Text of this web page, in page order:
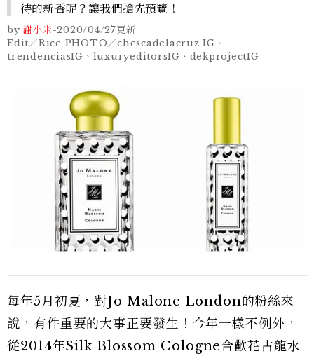
待的新香呢？讓我們搶先預覽！
by 謝小米-2020/04/27更新
Edit／Rice PHOTO／chescadelacruz IG、
trendenciasIG、luxuryeditorsIG、dekprojectIG
每年5月初夏，對Jo Malone London的粉絲來
說，有件重要的大事正要發生！今年一樣不例外，
從2014年Silk Blossom Cologne合歡花古龍水